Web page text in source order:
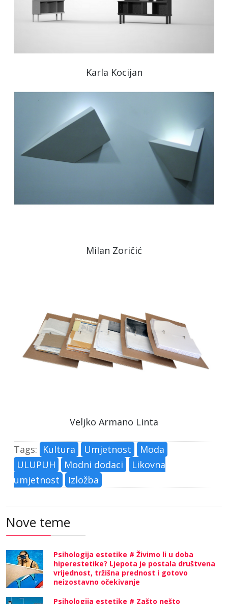
Karla Kocijan
Milan Zoričić
Veljko Armano Linta
Tags: Kultura Umjetnost
Moda
ULUPUH
Modni dodaci
Likovna
umjetnost
Izložba
Nove teme
Psihologija estetike # Živimo li u doba
hiperestetike? Ljepota je postala društvena
vrijednost, tržišna prednost i gotovo
neizostavno očekivanje
Psihologija estetike # Zašto nešto